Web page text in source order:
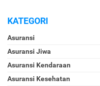
KATEGORI
Asuransi
Asuransi Jiwa
Asuransi Kendaraan
Asuransi Kesehatan